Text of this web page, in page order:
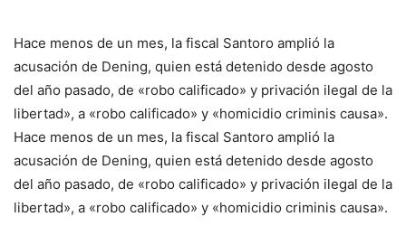
Hace menos de un mes, la fiscal Santoro amplió la
acusación de Dening, quien está detenido desde agosto
del año pasado, de «robo calificado» y privación ilegal de la
libertad», a «robo calificado» y «homicidio criminis causa».
Hace menos de un mes, la fiscal Santoro amplió la
acusación de Dening, quien está detenido desde agosto
del año pasado, de «robo calificado» y privación ilegal de la
libertad», a «robo calificado» y «homicidio criminis causa».